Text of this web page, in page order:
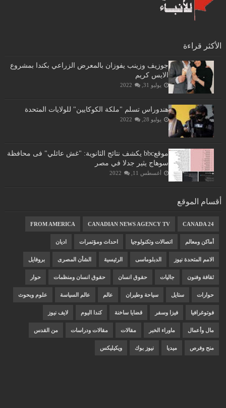
الأكثر قراءة
جوزيف وزينب يفوزان بالمعرض الزراعي بكندا بمشروع
الايس كريم
يوليو 31, 2022
هندوراس تسلم "ملكة الكوكايين" للولايات المتحدة
يوليو 28, 2022
موقعbbc يكشف نتائج الثانوية: "غش عائلي" فى محافظة
سوهاج يثير جدلا في مصر
أغسطس 11, 2022
أقسام الموقع
CANADA 24
CANADIAN NEWS AGENCY TV
FROM AMERICA
أماكن ومعالم اتصالات وتكنولوجيا احداث ومؤتمرات اديان
الامم المتحدة نيوز الدبلوماسى الرئيسية الشأن المصرى بروفايل
ثقافة وفنون جاليات حقوق انسان حقوق انسان ومنظمات حوار
حوارات ستايل سياحة وطيران عالم عالم السياسة علوم وبحوث
فوتوغرافيا فيزا وسفر قضايا ساخنة كندا اليوم لايف نيوز
مال وأعمال ماوراء الخبر مقالات مقالات ودراسات من القدس
منح وفرص ميديا نيوز بوك ويكيليكس